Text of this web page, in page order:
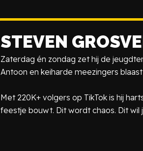
STEVEN
Zaterdag én zondag zet hij de
Antoon en keiharde meezingers
Met 220K+ volgers op TikTok is hij
feestje bouwt. Dit wordt chaos. Dit wil